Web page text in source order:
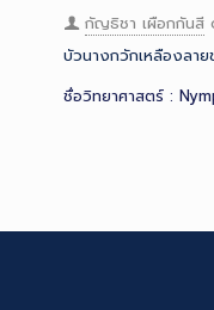
กัญธิชา เผือกกันสี
บัวนางกวักเหลืองลา
ชื่อวิทยาศาสตร์ :